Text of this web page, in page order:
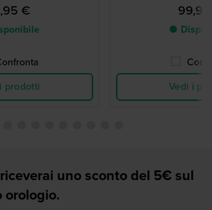
€
prodotti
●
Vedi i
uno sconto del 5€ sul
orologio.